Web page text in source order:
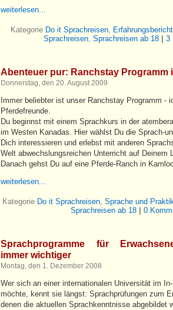
weiterlesen...
Kategorie Do it Sprachreisen,
Sprachreisen, Sprachreisen ab 18 3
Abenteuer pur: Ranchstay Programm
Donnerstag, den 20. August 2009
Immer beliebter ist unser Ranchstay Programm -
Pferdefreunde.
Du beginnst mit einem Sprachkurs in der
im Westen Kanadas. Hier wählst Du die Sprach-
Dich interessieren und erlebst mit anderen
Welt abwechslungsreichen Unterricht auf Deinem
Danach gehst Du auf eine Pferde-Ranch in
weiterlesen...
Kategorie Do it Sprachreisen, Sprache und
Sprachreisen ab 18
0
Sprachprogramme für
immer wichtiger
Montag, den 1. Dezember 2008
Wer sich an einer internationalen Universität im
möchte, kennt sie längst: Sprachprüfungen zum
denen die aktuellen Sprachkenntnisse abgebildet